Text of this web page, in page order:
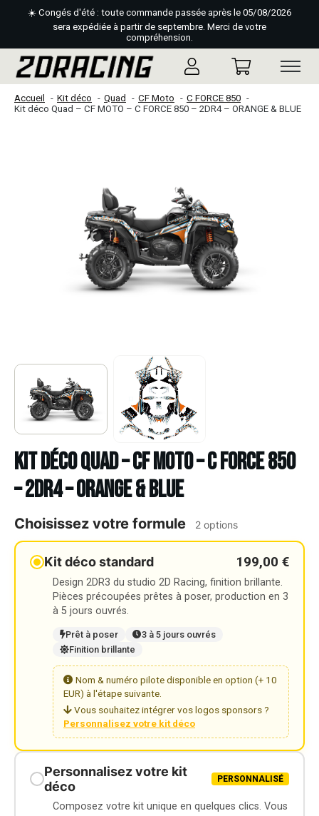
☀️ Congés d'été : toute commande passée après le 05/08/2026
sera expédiée à partir de septembre. Merci de votre
compréhension.
Accueil Kit déco Quad CF Moto
C FORCE 850
Kit déco Quad – CF MOTO – C FORCE 850 – 2DR4 – ORANGE & BLUE
Kit déco Quad – CF MOTO – C FORCE 850
– 2DR4 – ORANGE & BLUE
Choisissez votre formule 2 options
Kit déco standard 199,00 €
Design 2DR3 du studio 2D Racing, finition brillante.
Pièces précoupées prêtes à poser, production en 3
à 5 jours ouvrés.
Prêt à poser
3 à 5 jours ouvrés
Finition brillante
Nom & numéro pilote disponible en option (+ 10
EUR) à l'étape suivante.
Vous souhaitez intégrer vos logos sponsors ?
Personnalisez votre kit déco
Personnalisez votre kit
déco
PERSONNALISÉ
Composez votre kit unique en quelques clics. Vous